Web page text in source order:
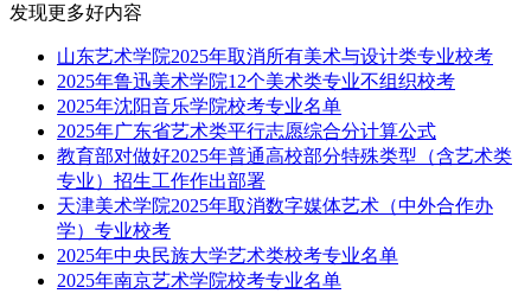
发现更多好内容
山东艺术学院2025年取消所有美术与设计类专业校考
2025年鲁迅美术学院12个美术类专业不组织校考
2025年沈阳音乐学院校考专业名单
2025年广东省艺术类平行志愿综合分计算公式
教育部对做好2025年普通高校部分特殊类型（含艺术类
专业）招生工作作出部署
天津美术学院2025年取消数字媒体艺术（中外合作办
学）专业校考
2025年中央民族大学艺术类校考专业名单
2025年南京艺术学院校考专业名单